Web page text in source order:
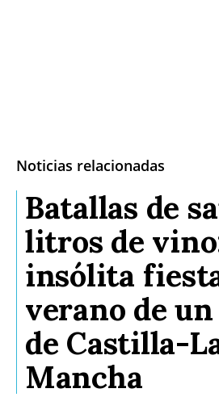
Noticias relacionadas
Batallas de
litros de
insólita
verano de
de Castilla-
Mancha